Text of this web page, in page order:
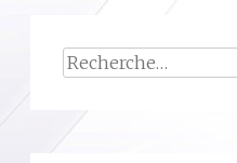
Rechercher :